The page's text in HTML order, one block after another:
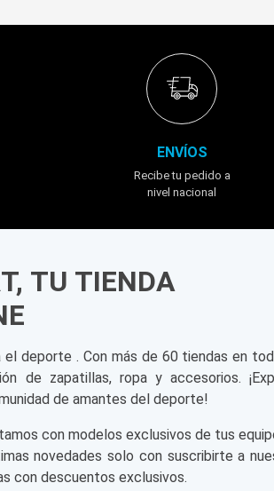
ENVÍOS
Recibe tu pedido a
nivel nacional
TU TIENDA
el deporte . Con más de 60 tiendas en
de zapatillas, ropa y accesorios.
de amantes del deporte!
con modelos exclusivos de tus
novedades solo con suscribirte a
con descuentos exclusivos.